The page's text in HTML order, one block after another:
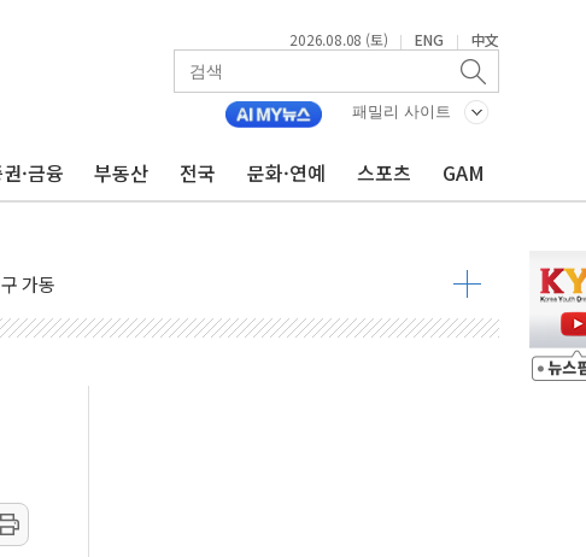
2026.08.08 (토) | ENG | 中文
패밀리 사이트
·금융 부동산 전국 문화·연예 스포츠 GAM
"졸속 국정"
가동
폐
관측
보 발효
38도 넘으면 중단